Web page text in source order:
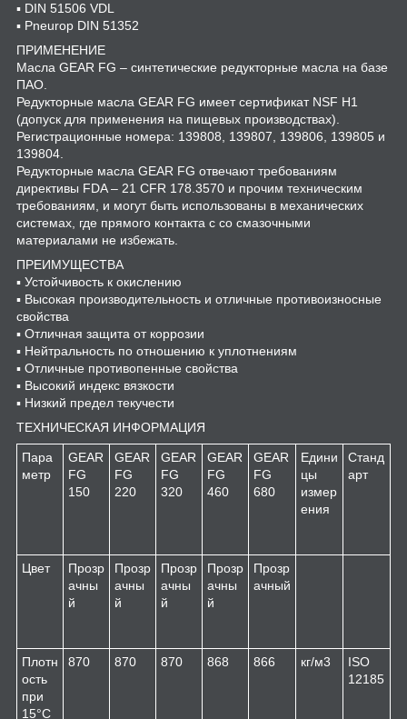
▪ DIN 51506 VDL
▪ Pneurop DIN 51352
ПРИМЕНЕНИЕ
Масла GEAR FG – синтетические редукторные масла на базе
ПАО.
Редукторные масла GEAR FG имеет сертификат NSF H1
(допуск для применения на пищевых производствах).
Регистрационные номера: 139808, 139807, 139806, 139805 и
139804.
Редукторные масла GEAR FG отвечают требованиям
директивы FDA – 21 CFR 178.3570 и прочим техническим
требованиям, и могут быть использованы в механических
системах, где прямого контакта с со смазочными
материалами не избежать.
ПРЕИМУЩЕСТВА
▪ Устойчивость к окислению
▪ Высокая производительность и отличные противоизносные
свойства
▪ Отличная защита от коррозии
▪ Нейтральность по отношению к уплотнениям
▪ Отличные противопенные свойства
▪ Высокий индекс вязкости
▪ Низкий предел текучести
ТЕХНИЧЕСКАЯ ИНФОРМАЦИЯ
Пара
метр
GEAR
FG
150
GEAR
FG
220
GEAR
FG
320
GEAR
FG
460
GEAR
FG
680
Едини
цы
измер
ения
Станд
арт
Цвет
Прозр
ачны
й
Прозр
ачны
й
Прозр
ачны
й
Прозр
ачны
й
Прозр
ачный
Плотн
ость
при
15°C
870 870 870 868 866 кг/м3
ISO
12185